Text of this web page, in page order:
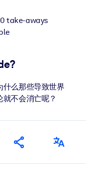
ready-to-use business
knowledge to
take-aways
什么那些导致世界
不会消亡呢？